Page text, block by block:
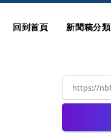
回到首頁 新聞稿分類